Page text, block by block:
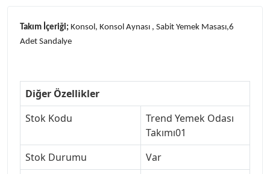
Takım İçeriği; Konsol, Konsol Aynası , Sabit Yemek Masası,6
Adet Sandalye
Diğer Özellikler
Stok Kodu
Trend Yemek Odası
Takımı01
Stok Durumu
Var